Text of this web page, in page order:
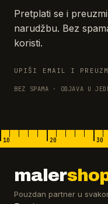
Pretplati se i preuzmi
narudžbu. Bez
koristi.
UPIŠI EMAIL I
BEZ SPAMA · ODJAVA U
10 20 30
maler
Pouzdan partner u